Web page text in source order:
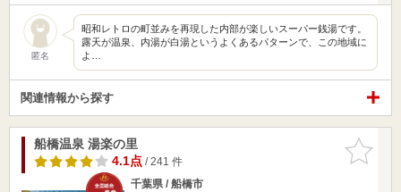
匿名
昭和レトロの町並みを再現した内部が楽しいスーパー銭湯です。
露天が温泉、内湯が白湯というよくあるパターンで、この地域に
よ…
関連情報から探す
お気に入
りに追加
船橋温泉 湯楽の里
4.1点/ 241 件
千葉県 / 船橋市